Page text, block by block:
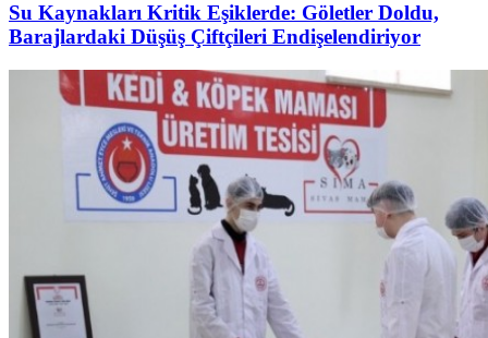
Su Kaynakları Kritik Eşiklerde: Göletler Doldu,
Barajlardaki Düşüş Çiftçileri Endişelendiriyor